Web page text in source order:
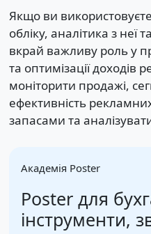
Якщо ви
обліку, аналітика з неї
вкрай важливу роль у
та оптимізації доходів
моніторити продажі,
ефективність
запасами та
Академія Poster
Poster для
інструменти,